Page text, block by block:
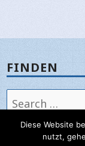
FINDEN
Search
Diese Website
nutzt,